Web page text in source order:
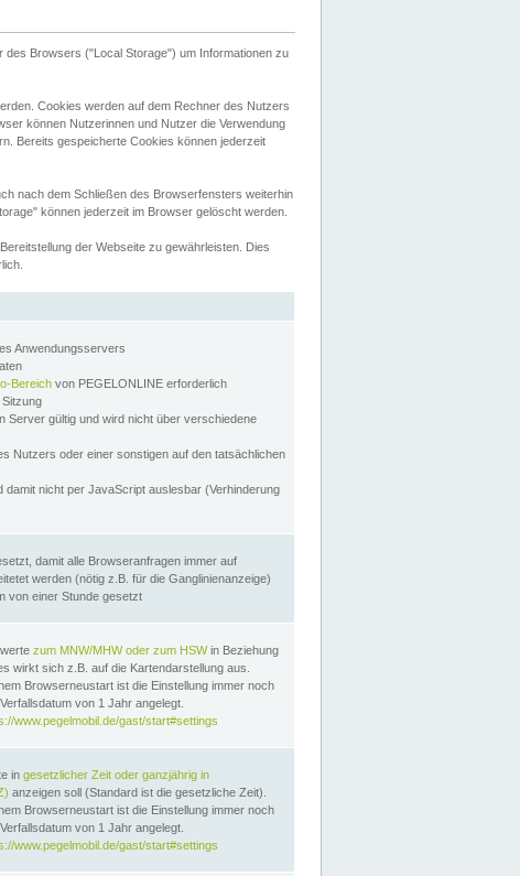
Browsers ("Local Storage") um Informationen zu
Cookies werden auf dem Rechner des Nutzers
können Nutzerinnen und Nutzer die Verwendung
Bereits gespeicherte Cookies können jederzeit
nach dem Schließen des Browserfensters weiterhin
können jederzeit im Browser gelöscht werden.
der Webseite zu gewährleisten. Dies
Anwendungsservers
Bereich von PEGELONLINE erforderlich
Server gültig und wird nicht über verschiedene
Nutzers oder einer sonstigen auf den tatsächlichen
nicht per JavaScript auslesbar (Verhinderung
damit alle Browseranfragen immer auf
werden (nötig z.B. für die Ganglinienanzeige)
von einer Stunde gesetzt
zum MNW/MHW oder zum HSWin Beziehung
wirkt sich z.B. auf die Kartendarstellung aus.
Browserneustart ist die Einstellung immer noch
von 1 Jahr angelegt.
www.pegelmobil.de/gast/start#settings
in gesetzlicher Zeit oder ganzjährig in
anzeigen soll (Standard ist die gesetzliche Zeit).
Browserneustart ist die Einstellung immer noch
von 1 Jahr angelegt.
www.pegelmobil.de/gast/start#settings